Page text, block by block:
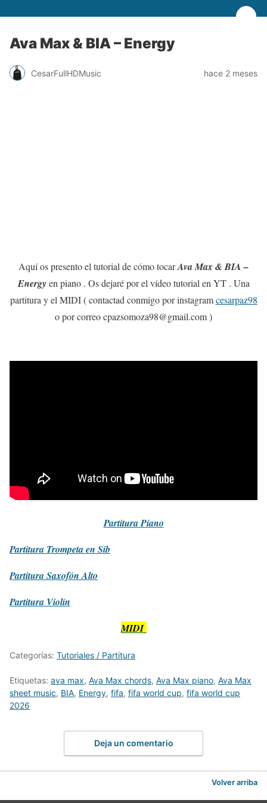
Ava Max & BIA – Energy
CesarFullHDMusic hace 2 meses
Aquí os presento el tutorial de cómo tocarAva Max & BIA –
Energyen piano . Os dejaré por el vídeo tutorial en YT . Una
partitura y el MIDI ( contactad conmigo por instagramcesarpaz98
o por correo cpazsomoza98@gmail.com )
PartituraPiano
Partitura Trompeta en Sib
PartituraSaxofón Alto
Partitura Violín
MIDI
Categorías: Tutoriales / Partitura
Etiquetas: ava max, Ava Max chords, Ava Max piano, Ava Max
sheet music, BIA, Energy, fifa, fifa world cup, fifa world cup
2026
Deja un comentario
Volver arriba